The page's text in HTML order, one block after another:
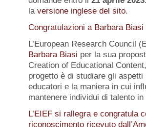
la versione inglese del sito.
Congratulazioni a Barbara Biasi
L’European Research Council
Barbara Biasi per la sua
Creation of Educational
progetto è di studiare gli
educatori e la maniera in cui
mantenere individui di talento
L’EIEF si rallegra e congratula
riconoscimento ricevuto